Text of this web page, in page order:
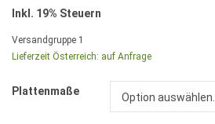
Inkl. 19% Steuern
Versandgruppe 1
Lieferzeit Österreich: auf Anfrage
Plattenmaße Option auswählen...